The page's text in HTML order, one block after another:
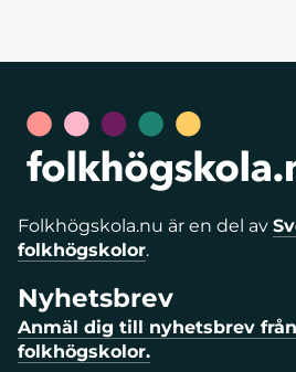
Folkhögskola.nu är en del av
folkhögskolor.
Nyhetsbrev
Anmäl dig till nyhetsbrev
folkhögskolor.